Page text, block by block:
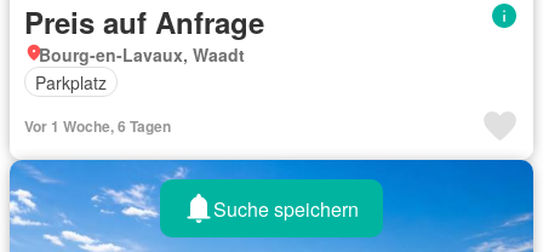
Preis auf Anfrage
Bourg-en-Lavaux, Waadt
Parkplatz
Vor 1 Woche, 6 Tagen
Suche speichern